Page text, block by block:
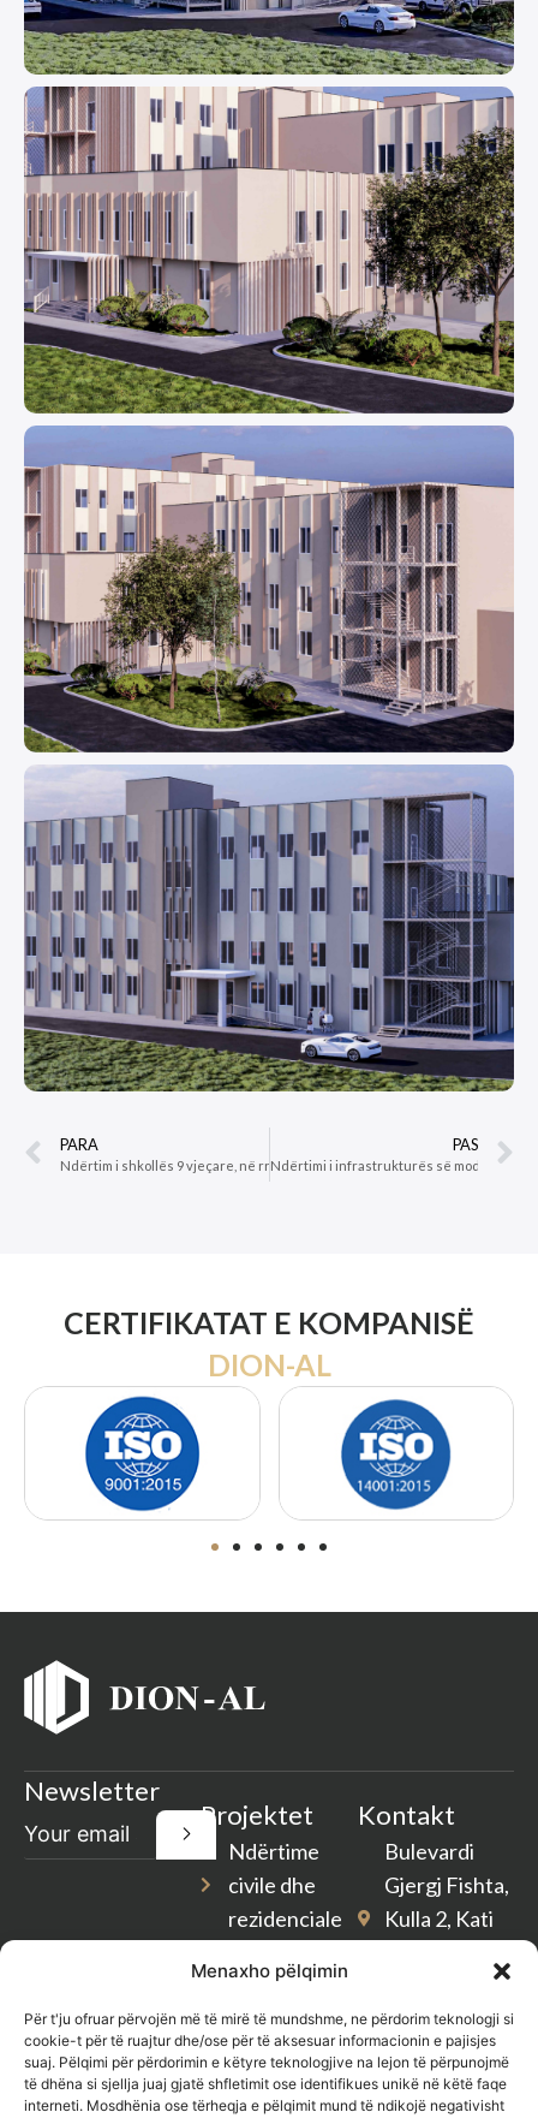
Menaxho pëlqimin
Për t'ju ofruar përvojën më të mirë të mundshme, ne përdorim teknologji si
cookie-t për të ruajtur dhe/ose për të aksesuar informacionin e pajisjes
suaj. Pëlqimi për përdorimin e këtyre teknologjive na lejon të përpunojmë
të dhëna si sjellja juaj gjatë shfletimit ose identifikues unikë në këtë faqe
interneti. Mosdhënia ose tërheqja e pëlqimit mund të ndikojë negativisht
PARA
Ndërtim i shkollës 9 vjeçare, në rrugën Muharrem Caushi ,Njësia Strukturore KA/253
PAS
CERTIFIKATAT E KOMPANISË
DION-AL
Newsletter
Projektet
Ndërtime
civile dhe
rezidenciale
Rikonstruksione
Pastrim
Gjelbërim
Shërbim
Kontakt
Bulevardi
Gjergj Fishta,
Kulla 2, Kati
dion-
al@outlook.com